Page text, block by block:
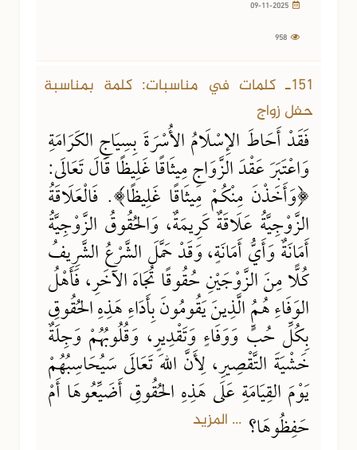
151ـ كلمات في مناسبات: كلمة بمناسبة
حفل زواج
فَقَدْ أَحَاطَ الإِسْلَامُ الأُسْرَةَ بِسِيَاجِ الكَرَامَةِ
وَاعْتَبَرَ عَقْدَ الزَّوَاجِ مِيثَاقًا غَلِيظًا قَالَ تَعَالَى:
﴿وَأَخَذْنَ مِنْكُمْ مِيثَاقًا غَلِيظًا﴾. فَالْعَلَاقَةُ
الزَّوْجِيَّةُ عَلَاقَةٌ كَرِيمَةٌ، وَالحُقُوقُ الزَّوْجِيَّةُ
أَمَانَةٌ وَأَيُّ أَمَانَةٍ، وَقَدْ حَمَّلَ الشَّرْعُ الشَّرِيفُ
كُلًّا مِنَ الزَّوْجَيْنِ حُقُوقًا تُجَاهَ الآخَرِ، فَأَهْلُ
الوَفَاءِ هُمُ الَّذِينَ يَقُومُونَ بِأَدَاءِ هَذِهِ الحُقُوقِ
بِكُلِّ حُبٍّ وَوَفَاءٍ وَتَقْدِيرٍ، وَقُلُوبُهُمْ وَجِلَةٌ
خَشْيَةَ التَّقْصِيرِ، لِأَنَّ اللهَ تَعَالَى سَيُحَاسِبُهُمْ
يَوْمَ القِيَامَةِ عَلَى هَذِهِ الحُقُوقِ أَضَيِّعُوهَا أَمْ
حَفِظُوهَا؟ ... المزيد